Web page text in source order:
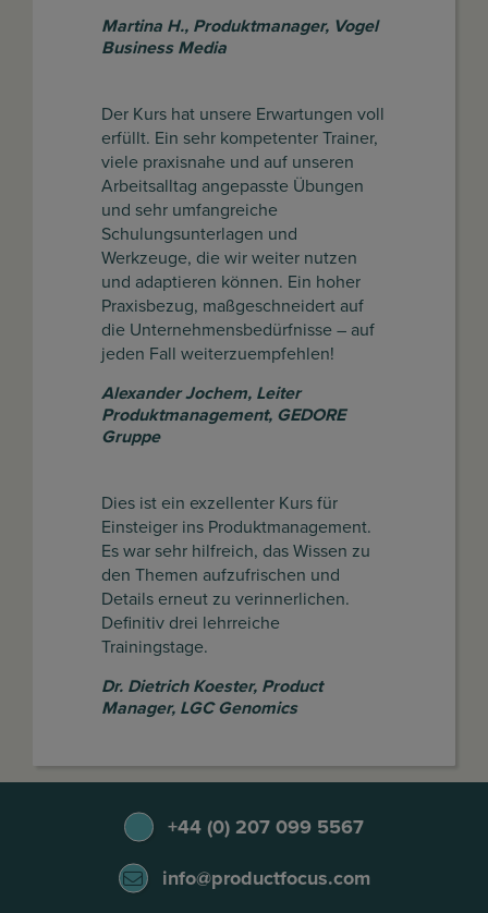
Martina H., Produktmanager, Vogel
Business Media
Der Kurs hat unsere Erwartungen voll
erfüllt. Ein sehr kompetenter Trainer,
viele praxisnahe und auf unseren
Arbeitsalltag angepasste Übungen
und sehr umfangreiche
Schulungsunterlagen und
Werkzeuge, die wir weiter nutzen
und adaptieren können. Ein hoher
Praxisbezug, maßgeschneidert auf
die Unternehmensbedürfnisse – auf
jeden Fall weiterzuempfehlen!
Alexander Jochem, Leiter
Produktmanagement, GEDORE
Gruppe
Dies ist ein exzellenter Kurs für
Einsteiger ins Produktmanagement.
Es war sehr hilfreich, das Wissen zu
den Themen aufzufrischen und
Details erneut zu verinnerlichen.
Definitiv drei lehrreiche
Trainingstage.
Dr. Dietrich Koester, Product
Manager, LGC Genomics
+44 (0) 207 099 5567
info@productfocus.com